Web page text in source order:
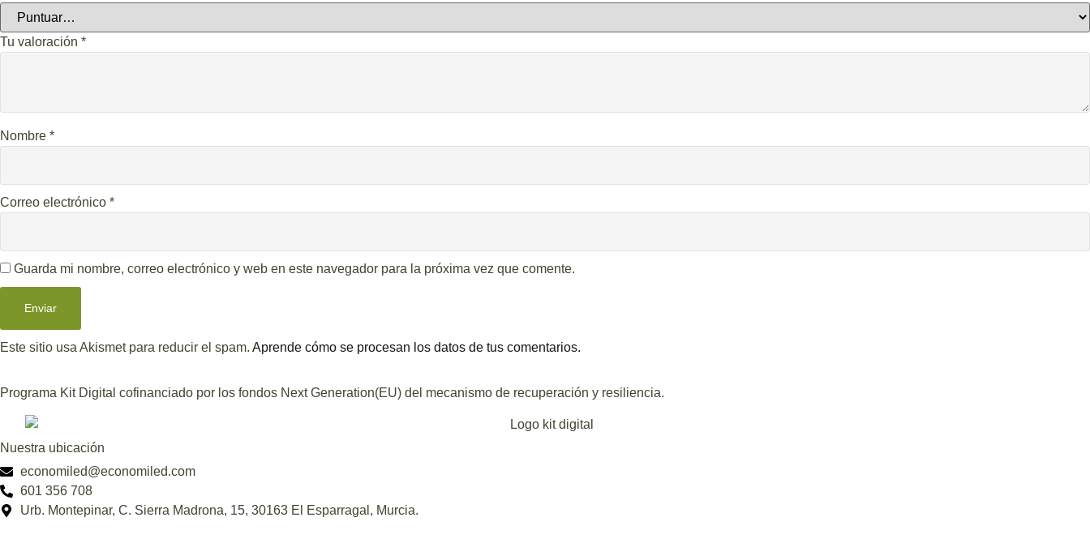
Tu valoración *
Nombre *
Correo electrónico *
Guarda mi nombre, correo electrónico y web en este navegador para la próxima vez que comente.
Este sitio usa Akismet para reducir el spam. Aprende cómo se procesan los datos de tus comentarios.
Programa Kit Digital cofinanciado por los fondos Next Generation(EU) del mecanismo de recuperación y resiliencia.
Nuestra ubicación
economiled@economiled.com
601 356 708
Urb. Montepinar, C. Sierra Madrona, 15, 30163 El Esparragal, Murcia.